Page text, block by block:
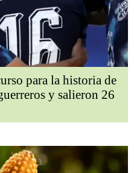
para la historia de
y salieron 26